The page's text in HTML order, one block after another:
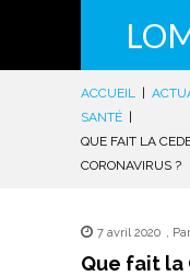
ACCUEIL
SANTÉ
QUE FAIT LA
CORONAVIRUS ?
7 avril 2020 , Par
Que fait la